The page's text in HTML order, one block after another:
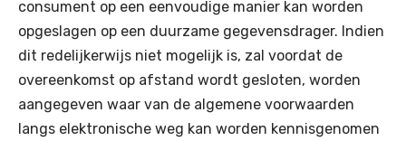
consument op een eenvoudige manier kan worden
opgeslagen op een duurzame gegevensdrager. Indien
dit redelijkerwijs niet mogelijk is, zal voordat de
overeenkomst op afstand wordt gesloten, worden
aangegeven waar van de algemene voorwaarden
langs elektronische weg kan worden kennisgenomen